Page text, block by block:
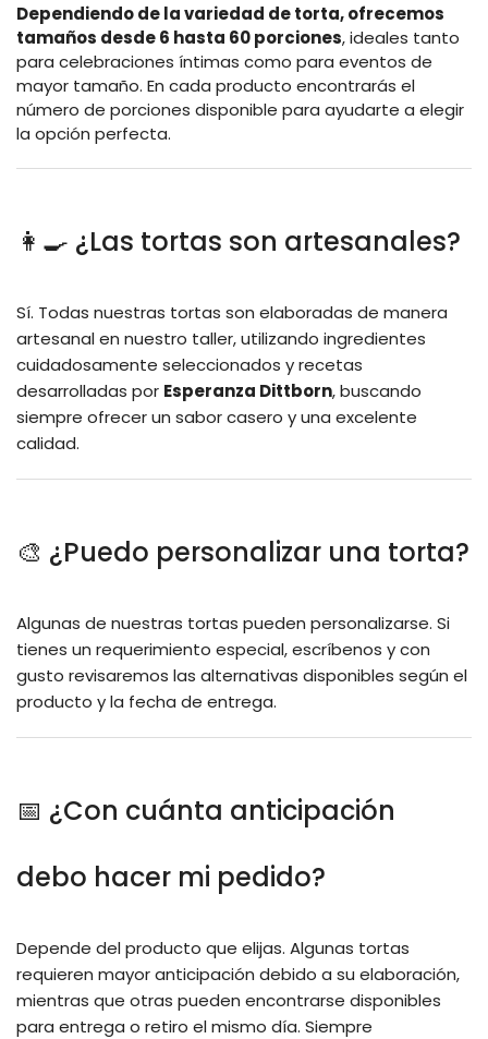
Dependiendo de la variedad de torta, ofrecemos
tamaños desde 6 hasta 60 porciones, ideales tanto
para celebraciones íntimas como para eventos de
mayor tamaño. En cada producto encontrarás el
número de porciones disponible para ayudarte a elegir
la opción perfecta.
👩‍🍳 ¿Las tortas son artesanales?
Sí. Todas nuestras tortas son elaboradas de manera
artesanal en nuestro taller, utilizando ingredientes
cuidadosamente seleccionados y recetas
desarrolladas por Esperanza Dittborn, buscando
siempre ofrecer un sabor casero y una excelente
calidad.
🎨 ¿Puedo personalizar una torta?
Algunas de nuestras tortas pueden personalizarse. Si
tienes un requerimiento especial, escríbenos y con
gusto revisaremos las alternativas disponibles según el
producto y la fecha de entrega.
📅 ¿Con cuánta anticipación
debo hacer mi pedido?
Depende del producto que elijas. Algunas tortas
requieren mayor anticipación debido a su elaboración,
mientras que otras pueden encontrarse disponibles
para entrega o retiro el mismo día. Siempre